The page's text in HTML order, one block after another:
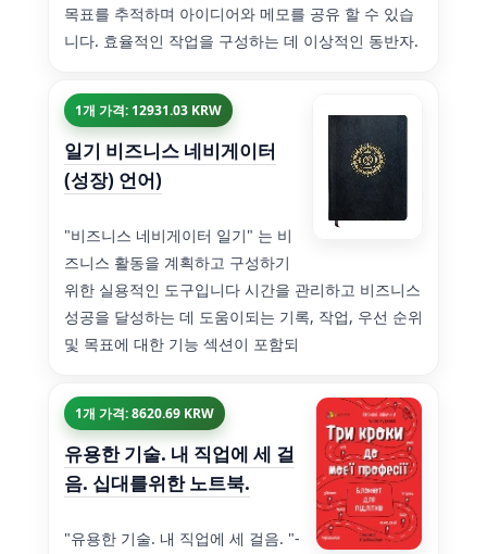
목표를 추적하며 아이디어와 메모를 공유 할 수 있습
니다. 효율적인 작업을 구성하는 데 이상적인 동반자.
1개 가격: 12931.03 KRW
일기 비즈니스 네비게이터
(성장) 언어)
"비즈니스 네비게이터 일기" 는 비
즈니스 활동을 계획하고 구성하기
위한 실용적인 도구입니다 시간을 관리하고 비즈니스
성공을 달성하는 데 도움이되는 기록, 작업, 우선 순위
및 목표에 대한 기능 섹션이 포함되
1개 가격: 8620.69 KRW
유용한 기술. 내 직업에 세 걸
음. 십대를위한 노트북.
"유용한 기술. 내 직업에 세 걸음. "-